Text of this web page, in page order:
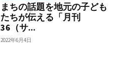
まちの話題を地元の子ども
たちが伝える「月刊
36（サ...
2022年6月4日